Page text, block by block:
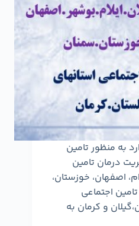
به منظور تامین
درمان تامین
اصفهان، خوزستان،
اجتماعی
و کرمان به